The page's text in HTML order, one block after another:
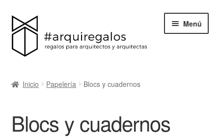
Menú
BLACK FRIDAY
Inicio Papelería Blocs y cuadernos
Blocs y cuadernos